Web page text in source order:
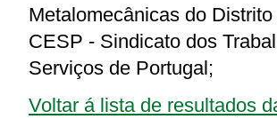
Metalomecânicas do
CESP - Sindicato dos
Serviços de Portugal;
Voltar á lista de resultados